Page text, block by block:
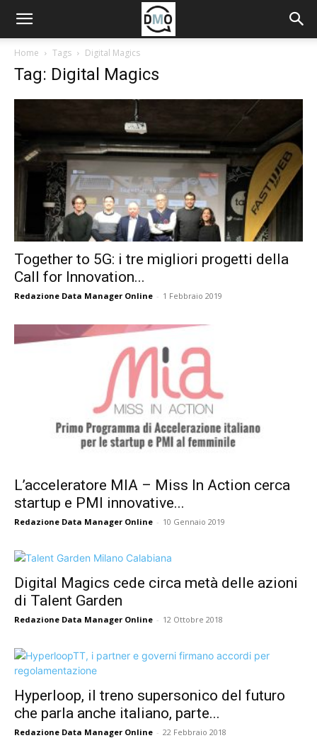
Home Tags Digital Magics
Tag: Digital Magics
Together to 5G: i tre migliori progetti della
Call for Innovation...
Redazione Data Manager Online - 1 Febbraio 2019
L’acceleratore MIA – Miss In Action cerca
startup e PMI innovative...
Redazione Data Manager Online - 10 Gennaio 2019
Digital Magics cede circa metà delle azioni
di Talent Garden
Redazione Data Manager Online - 12 Ottobre 2018
Hyperloop, il treno supersonico del futuro
che parla anche italiano, parte...
Redazione Data Manager Online - 22 Febbraio 2018